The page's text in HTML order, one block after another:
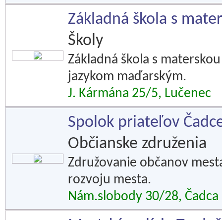
Základná škola s
Školy
Základná škola s
jazykom maďarským.
J. Kármána 25/5, Lučenec
Spolok priateľov
Občianske združenia
Združovanie občanov
rozvoju mesta.
Nám.slobody 30/28, Čadca